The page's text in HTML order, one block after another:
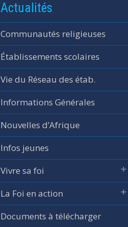
Actualités
Communautés religieuses
Établissements scolaires
Vie du Réseau des étab.
Informations Générales
Nouvelles d’Afrique
Infos jeunes
Vivre sa foi
La Foi en action
Documents à télécharger